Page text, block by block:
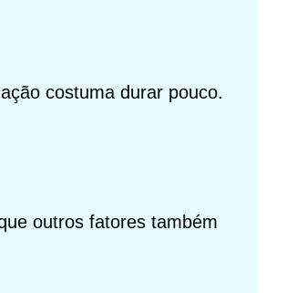
costuma durar pouco.
outros fatores também